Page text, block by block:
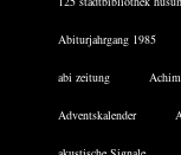
Abiturjahrgang 1985
abi zeitung
Adventskalender